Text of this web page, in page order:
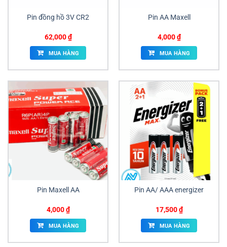
Pin đồng hồ 3V CR2
62,000₫
MUA HÀNG
Pin AA Maxell
4,000₫
MUA HÀNG
Pin Maxell AA
4,000₫
MUA HÀNG
Pin AA/ AAA energizer
17,500₫
MUA HÀNG